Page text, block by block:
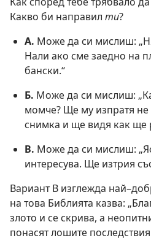
Какво би направил ти?
А. Може да си мислиш:
Нали ако сме заедно на
бански.“
Б. Може да си мислиш:
момче? Ще му изпратя не
снимка и ще видя как ще
В. Може да си мислиш:
интересува. Ще изтрия
Вариант В изглежда
на това Библията казва:
злото и се скрива, а
понасят лошите